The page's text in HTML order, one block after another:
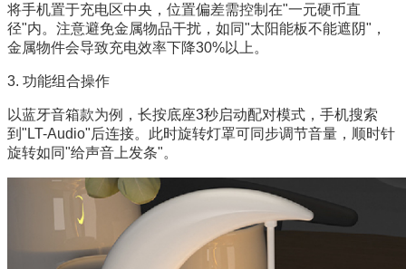
将手机置于充电区中央，位置偏差需控制在"一元硬币直
径"内。注意避免金属物品干扰，如同"太阳能板不能遮阴"，
金属物件会导致充电效率下降30%以上。
3. 功能组合操作
以蓝牙音箱款为例，长按底座3秒启动配对模式，手机搜索
到"LT-Audio"后连接。此时旋转灯罩可同步调节音量，顺时针
旋转如同"给声音上发条"。